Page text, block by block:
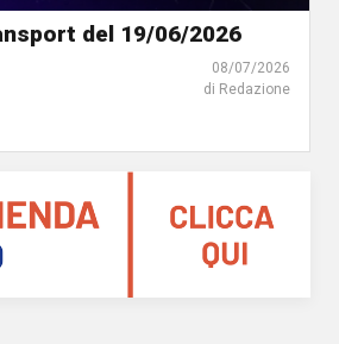
del 19/06/2026
08/07/2026
di Redazione